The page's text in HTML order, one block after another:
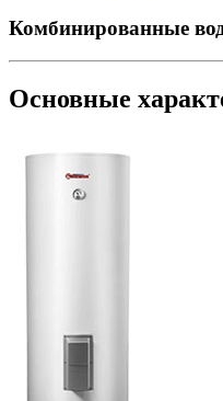
Комбинированные
Основные